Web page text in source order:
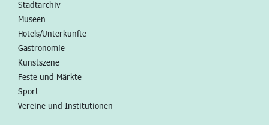
Stadtarchiv
Museen
Hotels/Unterkünfte
Gastronomie
Kunstszene
Feste und Märkte
Sport
Vereine und Institutionen